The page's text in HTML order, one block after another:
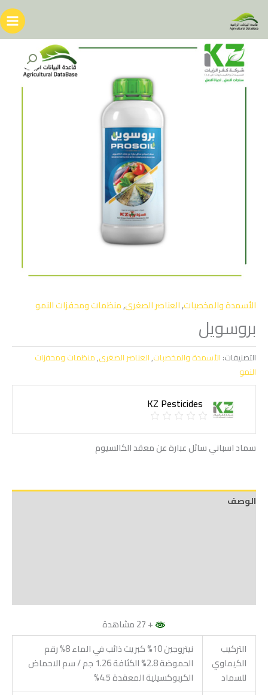
المحتوى
الأسمدة والمخصبات,العناصر الصغرى,منظمات ومحفزات النمو
بروسويل
التصنيفات: الأسمدة والمخصبات,العناصر الصغرى,منظمات ومحفزات
النمو
KZ Pesticides
سماد اسباني سائل عبارة عن معقد الكالسيوم
الوصف
+ 27 مشاهدة
التركيب
الكيماوي
للسماد
نيتروجين 10% كبريت ذائب في الماء 8% رقم
الحموضة 2.8% الكثافة 1.26 جم / سم الاحماض
الكربوكسيلية المعقدة 4.5%